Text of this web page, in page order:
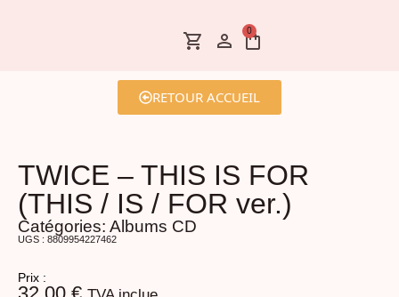
0
RETOUR ACCUEIL
TWICE – THIS IS FOR
(THIS / IS / FOR ver.)
Catégories: Albums CD
UGS : 8809954227462
Prix :